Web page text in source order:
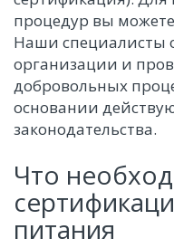
процедур вы можете
Наши специалисты
организации и
добровольных
основании
законодательства.
Что
питания